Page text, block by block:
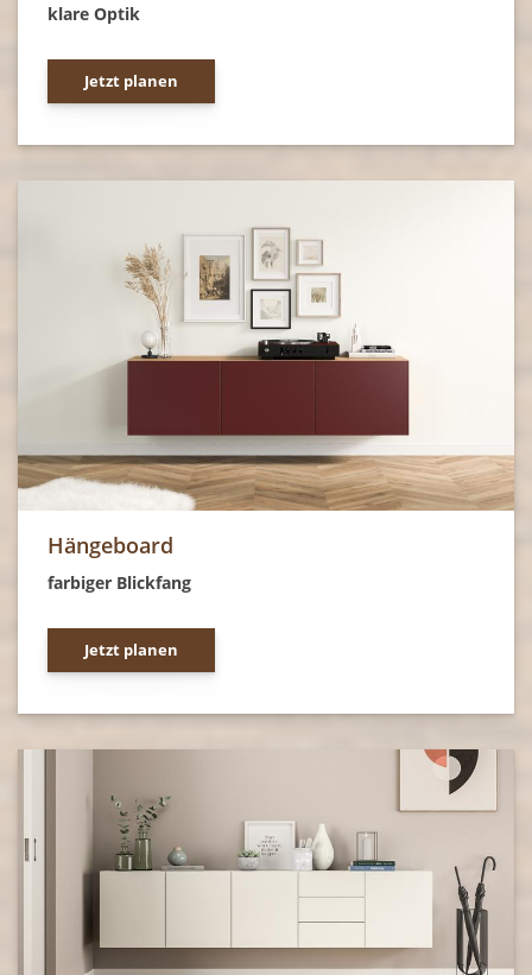
klare Optik
Jetzt planen
Hängeboard
farbiger Blickfang
Jetzt planen